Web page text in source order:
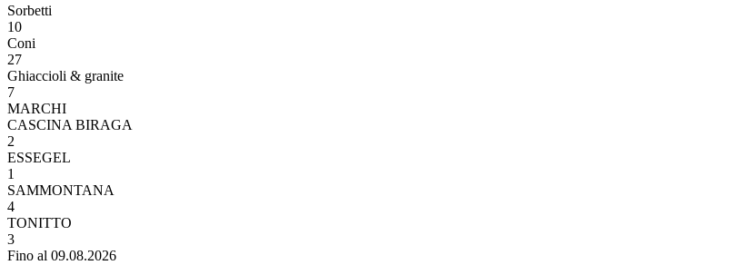
Sorbetti
10
Coni
27
Ghiaccioli & granite
7
MARCHI
CASCINA BIRAGA
2
ESSEGEL
1
SAMMONTANA
4
TONITTO
3
Fino al 09.08.2026